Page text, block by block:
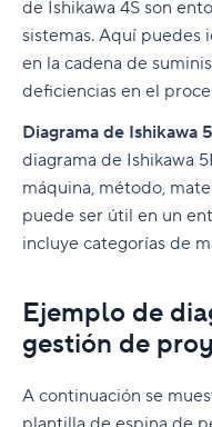
de Ishikawa 4S son
sistemas. Aquí
en la cadena de
deficiencias en el
Diagrama de Ishikawa
diagrama de Ishikawa
máquina, método,
puede ser útil en un
incluye categorías de
Ejemplo de
gestión de
A continuación se